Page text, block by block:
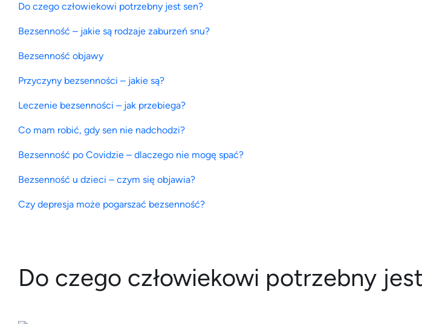
Do czego człowiekowi potrzebny jest sen?
Bezsenność – jakie są rodzaje zaburzeń snu?
Bezsenność objawy
Przyczyny bezsenności – jakie są?
Leczenie bezsenności – jak przebiega?
Co mam robić, gdy sen nie nadchodzi?
Bezsenność po Covidzie – dlaczego nie mogę spać?
Bezsenność u dzieci – czym się objawia?
Czy depresja może pogarszać bezsenność?
Do czego człowiekowi potrzebny